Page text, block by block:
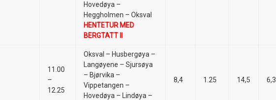
Hovedøya –
Heggholmen – Oksval
HENTETUR MED
BERGTATT II
11.00
–
12.25
Oksval – Husbergøya –
Langøyene – Sjursøya
– Bjørvika –
Vippetangen –
Hovedøya – Lindøya –
8,4 1.25 14,5 6,3